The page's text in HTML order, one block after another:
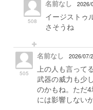
508
名前なし 2026/
イージストゥ
さそうね
505
名前なし 2026/07/
上の人も言って
武器の威力も少
のかもね。ただ
には影響しない